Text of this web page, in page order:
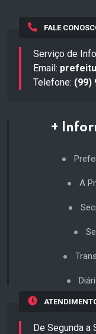
FALE
Serviço de
Email:
Telefone: (99)
+
A
De Segunda a